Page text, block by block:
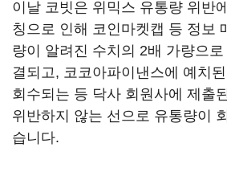
이날 코빗은 위믹스 유통량 위반
칭으로 인해 코인마켓캡 등 정보
량이 알려진 수치의 2배 가량으
결되고, 코코아파이낸스에 예치
회수되는 등 닥사 회원사에 제출
위반하지 않는 선으로 유통량이
습니다.